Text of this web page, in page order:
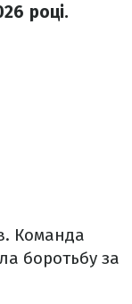
році.
Команда
боротьбу за